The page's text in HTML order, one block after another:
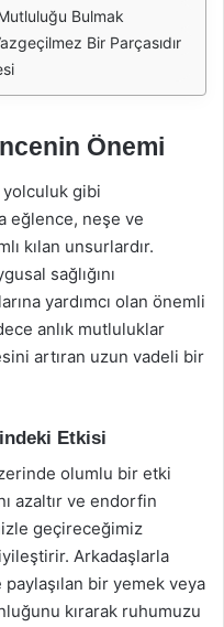
Bulmak
Bir Parçasıdır
Önemi
gibi
eğlence, neşe ve
kılan unsurlardır.
sağlığını
yardımcı olan önemli
anlık mutluluklar
artıran uzun vadeli bir
Etkisi
olumlu bir etki
azaltır ve endorfin
geçireceğimiz
Arkadaşlarla
bir yemek veya
kırarak ruhumuzu